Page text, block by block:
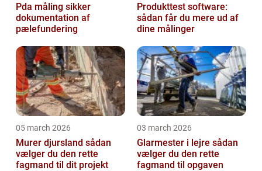
Pda måling sikker
dokumentation af
pælefundering
Produkttest software:
sådan får du mere ud af
dine målinger
05 march 2026
Murer djursland sådan
vælger du den rette
fagmand til dit projekt
03 march 2026
Glarmester i lejre sådan
vælger du den rette
fagmand til opgaven